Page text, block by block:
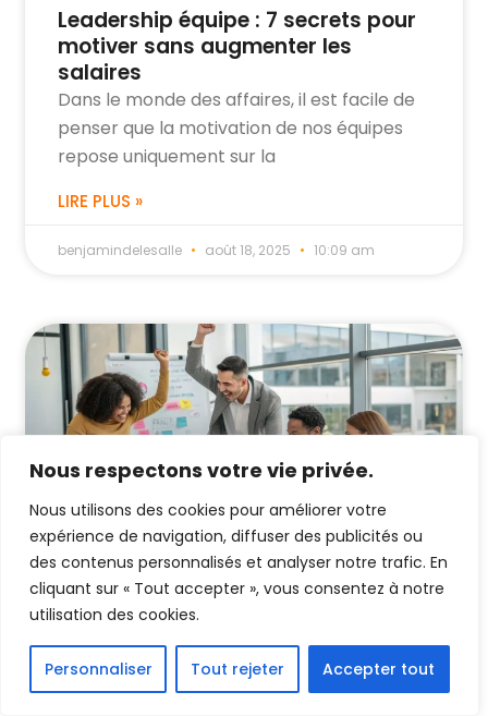
Nous respectons votre vie privée.
Nous utilisons des cookies pour améliorer votre
expérience de navigation, diffuser des publicités ou
des contenus personnalisés et analyser notre trafic. En
cliquant sur « Tout accepter », vous consentez à notre
utilisation des cookies.
Personnaliser Tout rejeter Accepter tout
Leadership équipe : 7 secrets pour
motiver sans augmenter les
salaires
Dans le monde des affaires, il est facile de
penser que la motivation de nos équipes
repose uniquement sur la
LIRE PLUS »
benjamindelesalle août 18, 2025 10:09 am
Leadership Entreprise : 20
Stratégies d’Excellence
Le leadership est un facteur déterminant
dans la réussite d’une entreprise. La